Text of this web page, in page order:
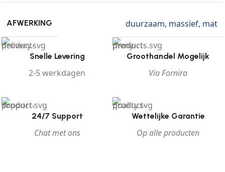
AFWERKING duurzaam, massief, mat
Snelle Levering
2-5 werkdagen
Groothandel Mogelijk
Via Fornira
24/7 Support
Chat met ons
Wettelijke Garantie
Op alle producten